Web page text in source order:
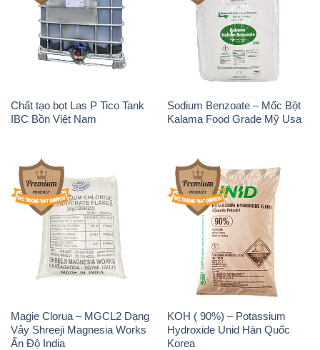
Chất tạo bọt Las P Tico Tank
IBC Bồn Việt Nam
Sodium Benzoate – Mốc Bột
Kalama Food Grade Mỹ Usa
Magie Clorua – MGCL2 Dạng
Vảy Shreeji Magnesia Works
Ấn Độ India
KOH ( 90%) – Potassium
Hydroxide Unid Hàn Quốc
Korea